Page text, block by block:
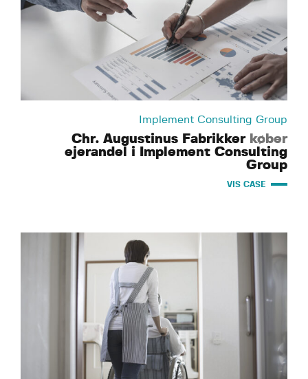
Implement Consulting Group
Chr. Augustinus Fabrikker køber
ejerandel i Implement Consulting
Group
VIS CASE